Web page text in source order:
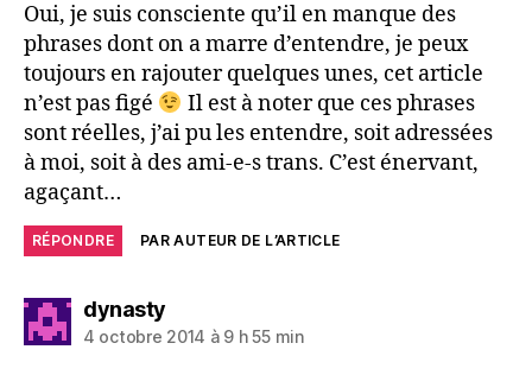
Oui, je suis consciente qu’il en manque des
phrases dont on a marre d’entendre, je peux
toujours en rajouter quelques unes, cet article
n’est pas figé
Il est à noter que ces phrases
sont réelles, j’ai pu les entendre, soit adressées
à moi, soit à des ami-e-s trans. C’est énervant,
agaçant…
RÉPONDRE PAR AUTEUR DE L’ARTICLE
dynastydit :
4 octobre 2014 à 9 h 55 min